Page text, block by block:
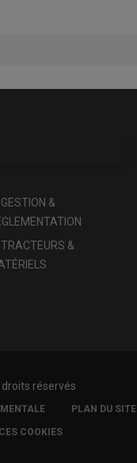
GESTION &
TRACTEURS &
réservés
PLAN DU SITE
COOKIES